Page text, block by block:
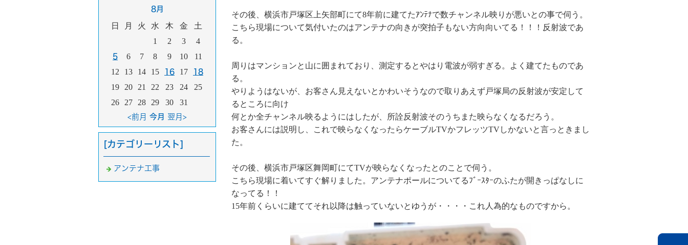
その後、横浜市戸塚区上矢部町にて8年前に建てたｱﾝﾃﾅで数チャンネル映りが悪いとの事で伺う。
こちら現場について気付いたのはアンテナの向きが突拍子もない方向向いてる！！！反射波であ
る。
周りはマンションと山に囲まれており、測定するとやはり電波が弱すぎる。よく建てたものであ
る。
やりようはないが、お客さん見えないとかわいそうなので取りあえず戸塚局の反射波が安定して
るところに向け
何とか全チャンネル映るようにはしたが、所詮反射波そのうちまた映らなくなるだろう。
お客さんには説明し、これで映らなくなったらケーブルTVかフレッツTVしかないと言っときまし
た。
その後、横浜市戸塚区舞岡町にてTVが映らなくなったとのことで伺う。
こちら現場に着いてすぐ解りました。アンテナポールについてるﾌﾞｰｽﾀｰのふたが開きっぱなしに
なってる！！
15年前くらいに建ててそれ以降は触っていないとゆうが・・・・これ人為的なものですから。
8月
日 月 火 水 木 金
土
1
2 3 4
5 6 7 8 9 10
11
12
13 14 15 16 17 18
19 20 21 22 23 24
25
26
27 28 29 30 31
<前月 今月 翌月>
[カテゴリーリスト]
アンテナ工事